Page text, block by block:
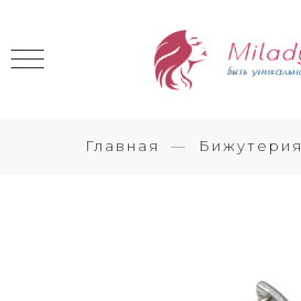
Главная Бижутерия